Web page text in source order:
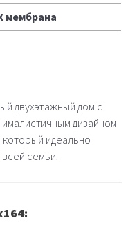
мембрана
двухэтажный дом с
дизайном
идеально
семьи.